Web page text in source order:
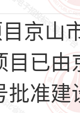
京山
目已
批准